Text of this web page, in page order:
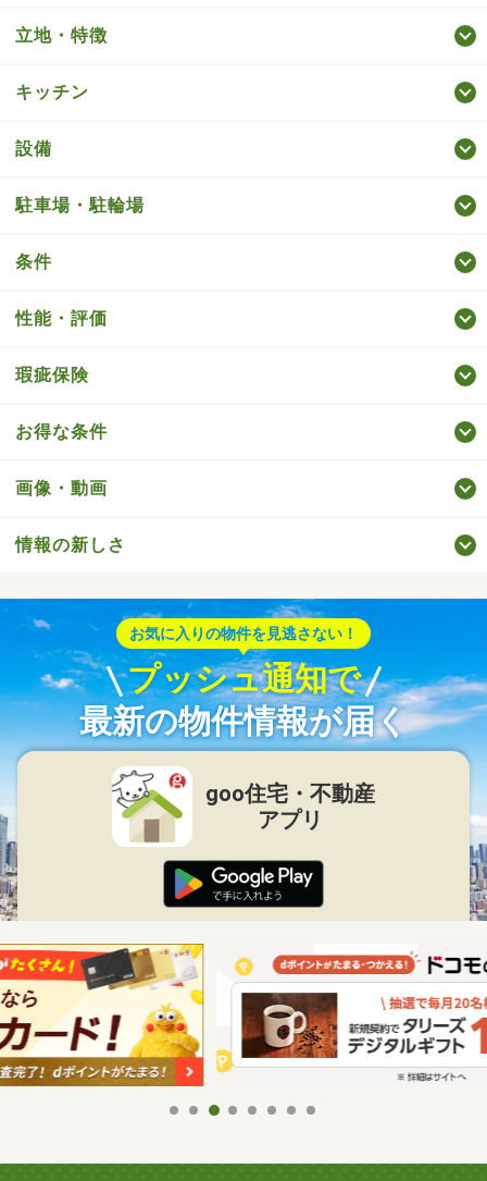
立地・特徴
キッチン
設備
駐車場・駐輪場
条件
性能・評価
瑕疵保険
お得な条件
画像・動画
情報の新しさ
お気に入りの物件を見逃さない！
プッシュ通知で
最新の物件情報が届く
goo住宅・不動産
アプリ